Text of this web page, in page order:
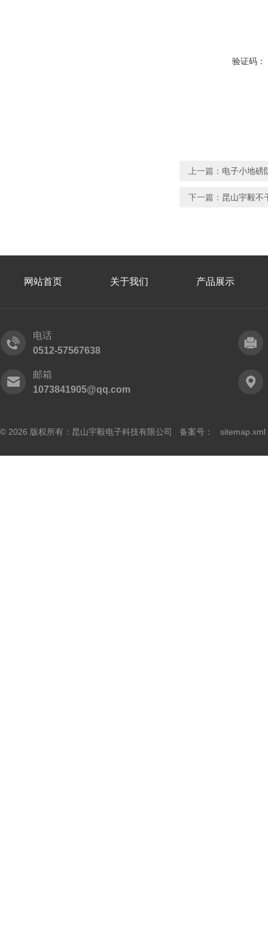
验证码：
上一篇： 电子小地磅
下一篇： 昆山宇毅不
网站首页 关于我们 产品展示
电话
0512-57567638
邮箱
1073841905@qq.com
© 2026 版权所有：昆山宇毅电子科技有限公司 备案号： sitemap.xml